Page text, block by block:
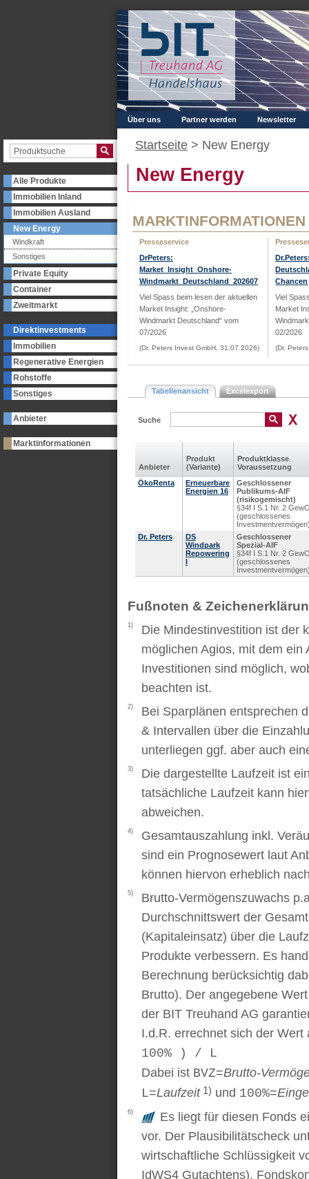
Alle Produkte
Immobilien Inland
Immobilien Ausland
New Energy
Windkraft
Sonstiges
Private Equity
Container
Zweitmarkt
Direktinvestments
Immobilien
Regenerative Energien
Rohstoffe
Sonstiges
Anbieter
Marktinformationen
Über uns Partner werden Newsletter
Startseite > New Energy
New Energy
MARKTINFORMATIONEN
Presseservice
DrPeters:
Market_Insight_Onshore-
Windmarkt_Deutschland_202607
Viel Spass beim lesen der aktuellen
Market Insight: „Onshore-
Windmarkt Deutschland“ vom
07/2026
(Dr. Peters Invest GmbH, 31.07.2026)
Chancen
Viel
Market
02/2026
(Dr.
Tabellenansicht Excelexport
Suche
Anbieter
Produkt
(Variante)
Produkt­klasse
Voraus­setzung
ÖkoRenta
Erneuerbare
Energien 16
Geschlossener
Publikums-AIF
(risikogemischt)
§34f I S.1 Nr. 2
(geschlossenes
Dr. Peters
DS
Windpark
Repowering
I
Geschlossener
Spezial-AIF
§34f I S.1 Nr. 2
(geschlossenes
Fußnoten &
1)
Die Mindestinvestition ist der
möglichen Agios, mit dem
Investitionen sind möglich,
beachten ist.
2)
Bei Sparplänen entsprechen
& Intervallen über die
unterliegen ggf. aber auch
3)
Die dargestellte Laufzeit ist
tatsächliche Laufzeit kann
abweichen.
4)
Gesamtauszahlung inkl.
sind ein Prognosewert laut
können hiervon erheblich
5)
Brutto-Vermögenszuwachs
Durchschnittswert der
(Kapitaleinsatz) über die
Produkte verbessern. Es
Berechnung berücksichtig
Brutto). Der angegebene
der BIT Treuhand AG
I.d.R. errechnet sich der
100% ) / L
Dabei ist BVZ=Brutto-
L=Laufzeit1) und 100%=
6)
Es liegt für diesen Fonds
vor. Der Plausibilitätscheck
wirtschaftliche Schlüssigkeit
IdWS4 Gutachtens),